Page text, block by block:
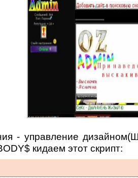
- управление
кидаем этот скрипт: